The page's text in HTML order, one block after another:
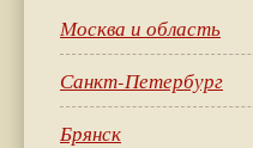
Москва и область
Санкт-Петербург
Брянск